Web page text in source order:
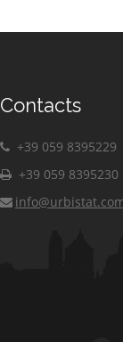
Contacts
+39 059 8395229
+39 059 8395230